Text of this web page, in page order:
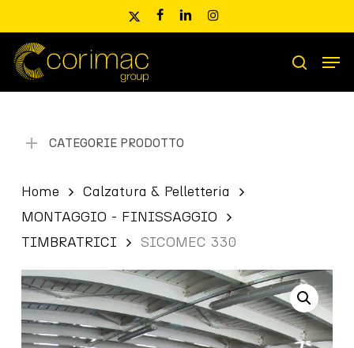
main
content
x-
facebooklinkedininstagram
Ricerca
prodotti
search
CATEGORIE PRODOTTO
Home
Calzatura & Pelletteria
MONTAGGIO - FINISSAGGIO
TIMBRATRICI
SICOMEC 330